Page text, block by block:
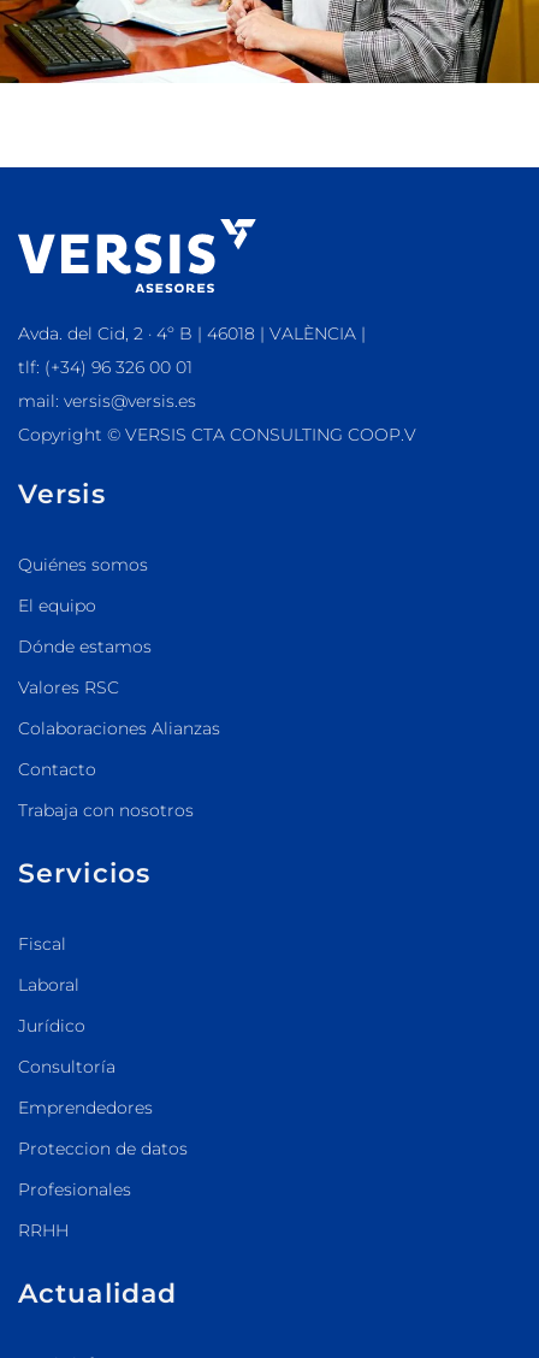
Avda. del Cid, 2 · 4º B | 46018 | VALÈNCIA |
tlf: (+34) 96 326 00 01
mail: versis@versis.es
Copyright © VERSIS CTA CONSULTING COOP.V
Versis
Quiénes somos
El equipo
Dónde estamos
Valores RSC
Colaboraciones Alianzas
Contacto
Trabaja con nosotros
Servicios
Fiscal
Laboral
Jurídico
Consultoría
Emprendedores
Proteccion de datos
Profesionales
RRHH
Actualidad